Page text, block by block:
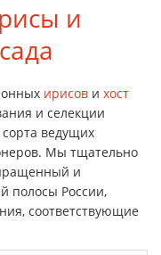
и
ирисов и хост
и селекции
ведущих
Мы тщательно
и
полосы России,
соответствующие